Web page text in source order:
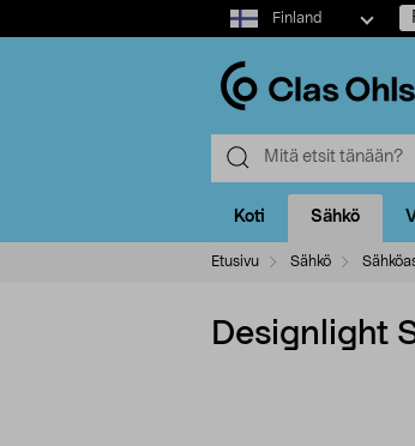
Select
market
Finland
Koti Sähkö
Etusivu Sähkö
Designlight